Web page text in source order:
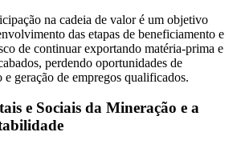
na cadeia de valor é um objetivo
das etapas de beneficiamento e
de continuar exportando matéria-prima e
perdendo oportunidades de
geração de empregos qualificados.
e Sociais da Mineração e a